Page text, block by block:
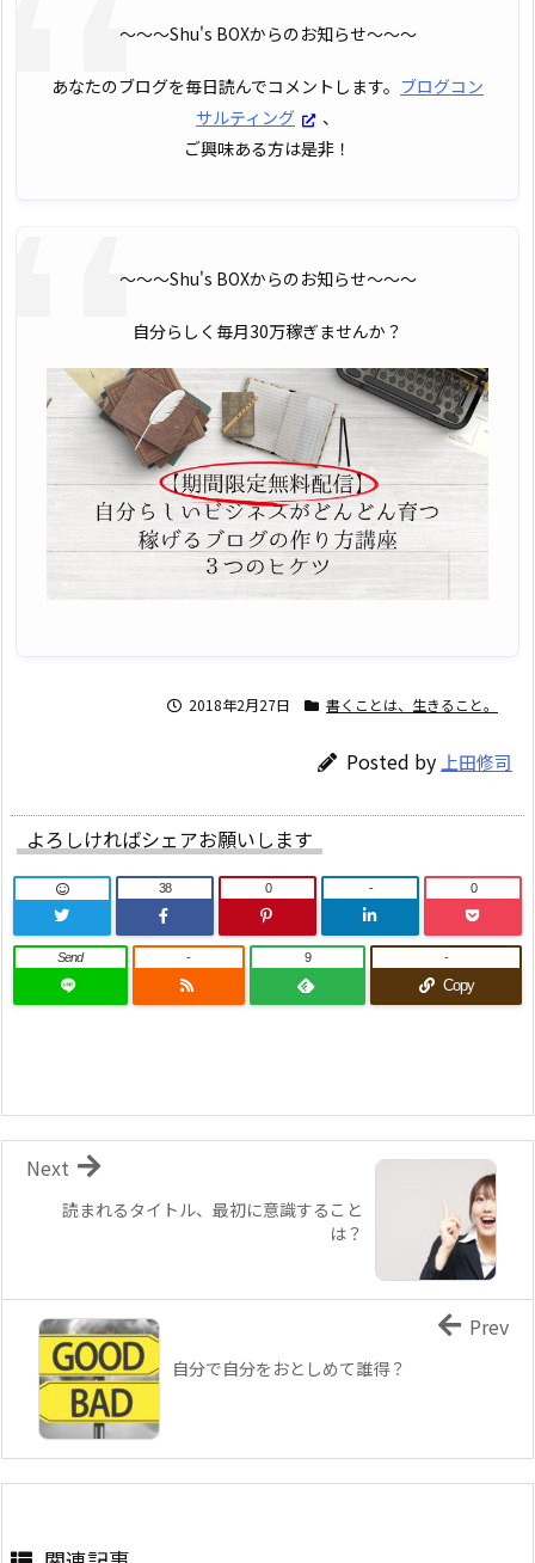
〜〜〜Shu's BOXからのお知らせ〜〜〜
あなたのブログを毎日読んでコメントします。 ブログコン
サルティング
、
ご興味ある方は是非！
〜〜〜Shu's BOXからのお知らせ〜〜〜
自分らしく毎月30万稼ぎませんか？
2018年2月27日 書くことは、生きること。
Posted by 上田修司
よろしければシェアお願いします
38 0 - 0
Send - 9
Copy
-
読まれるタイトル、最初に意識すること
は？
Next
自分で自分をおとしめて誰得？
Prev